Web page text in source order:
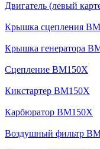
Двигатель (левый
Крышка сцепления
Крышка генератора
Сцепление BM150X
Кикстартер BM150X
Карбюратор BM150X
Воздушный фильтр